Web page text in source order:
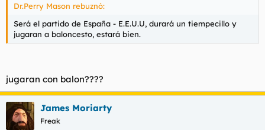
Dr.Perry Mason rebuznó:
Será el partido de España - E.E.U.U, durará un tiempecillo y
jugaran a baloncesto, estará bien.
jugaran con balon????
James Moriarty
Freak